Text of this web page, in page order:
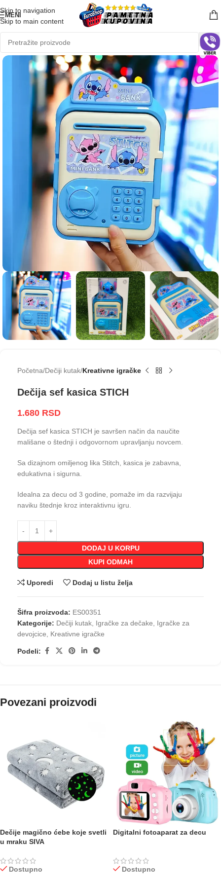
Skip to navigation
Skip to main content
MENI
Početna Dečiji kutak Kreativne igračke
Dečija sef kasica STICH
1.680 RSD
Dečija sef kasica STICH je savršen način da naučite
mališane o štednji i odgovornom upravljanju novcem.
Sa dizajnom omiljenog lika Stitch, kasica je zabavna,
edukativna i sigurna.
Idealna za decu od 3 godine, pomaže im da razvijaju
naviku štednje kroz interaktivnu igru.
DODAJ U KORPU
KUPI ODMAH
Uporedi Dodaj u listu želja
Šifra proizvoda: ES00351
Kategorije: Dečiji kutak, Igračke za dečake, Igračke za
devojcice, Kreativne igračke
Podeli:
Povezani proizvodi
Dečije magično ćebe koje svetli
u mraku SIVA
Dostupno
Digitalni fotoaparat za decu
Dostupno